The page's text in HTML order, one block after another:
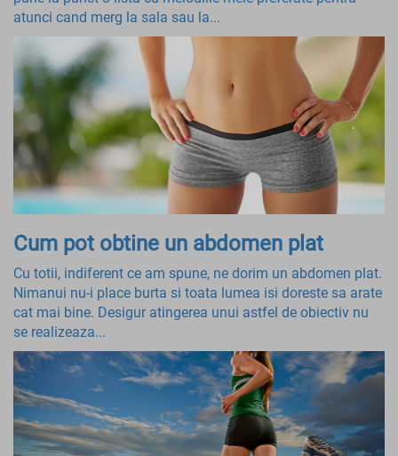
atunci cand merg la sala sau la...
Cum pot obtine un abdomen plat
Cu totii, indiferent ce am spune, ne dorim un abdomen plat.
Nimanui nu-i place burta si toata lumea isi doreste sa arate
cat mai bine. Desigur atingerea unui astfel de obiectiv nu
se realizeaza...